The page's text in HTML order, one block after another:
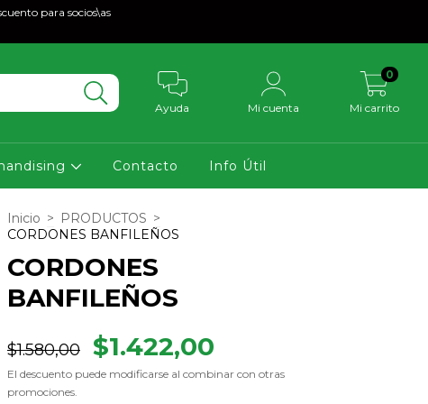
para socios\as
Ayuda Mi cuenta Mi carrito
0
Contacto Info Útil
Inicio > PRODUCTOS >
CORDONES BANFILEÑOS
CORDONES
BANFILEÑOS
$1.580,00 $1.422,00
El descuento puede modificarse al combinar con otras
promociones.